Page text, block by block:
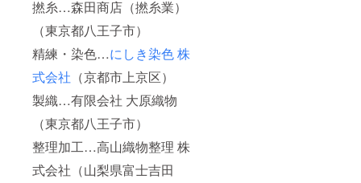
撚糸…森田商店（撚糸業）
（東京都八王子市）
精練・染色…にしき染色 株
式会社 （京都市上京区）
製織…有限会社 大原織物
（東京都八王子市）
整理加工…高山織物整理 株
式会社（山梨県富士吉田